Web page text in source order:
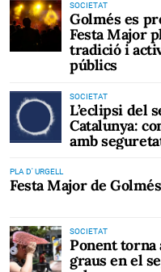
SOCIETAT
Golmés es
Festa Major
tradició i
públics
SOCIETAT
L’eclipsi del
Catalunya:
amb
PLA D' URGELL
Festa Major de Golmés
SOCIETAT
Ponent torna
graus en el